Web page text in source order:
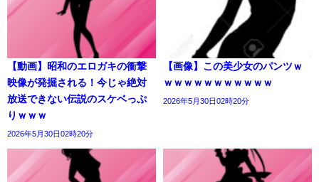
【動画】昭和のエロガキの衝撃
映像が発掘される！今じゃ絶対
放送できない伝説のスケベっぷ
りｗｗｗ
2026年5月30日02時20分
【画像】この美少女のパンツｗ
ｗｗｗｗｗｗｗｗｗｗｗ
2026年5月30日02時20分